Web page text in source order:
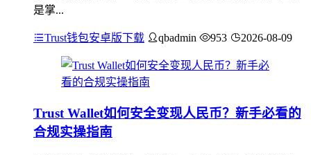
是掌...
Trust钱包安卓版下载 qbadmin 953 2026-08-09
Trust Wallet如何安全变现人民币？新手必看的
合规实操指南